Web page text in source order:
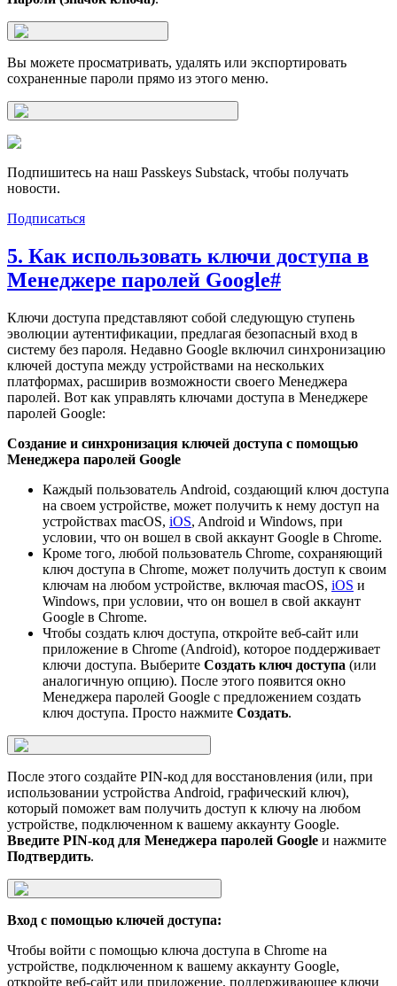
Вы можете просматривать, удалять или экспортировать
сохраненные пароли прямо из этого меню.
Подпишитесь на наш Passkeys Substack, чтобы получать
новости.
Подписаться
5. Как использовать ключи доступа в
Менеджере паролей Google#
Ключи доступа представляют собой следующую ступень
эволюции аутентификации, предлагая безопасный вход в
систему без пароля. Недавно Google включил синхронизацию
ключей доступа между устройствами на нескольких
платформах, расширив возможности своего Менеджера
паролей. Вот как управлять ключами доступа в Менеджере
паролей Google:
Создание и синхронизация ключей доступа с помощью
Менеджера паролей Google
Каждый пользователь Android, создающий ключ доступа
на своем устройстве, может получить к нему доступ на
устройствах macOS, iOS, Android и Windows, при
условии, что он вошел в свой аккаунт Google в Chrome.
Кроме того, любой пользователь Chrome, сохраняющий
ключ доступа в Chrome, может получить доступ к своим
ключам на любом устройстве, включая macOS, iOS и
Windows, при условии, что он вошел в свой аккаунт
Google в Chrome.
Чтобы создать ключ доступа, откройте веб-сайт или
приложение в Chrome (Android), которое поддерживает
ключи доступа. Выберите Создать ключ доступа (или
аналогичную опцию). После этого появится окно
Менеджера паролей Google с предложением создать
ключ доступа. Просто нажмите Создать.
После этого создайте PIN-код для восстановления (или, при
использовании устройства Android, графический ключ),
который поможет вам получить доступ к ключу на любом
устройстве, подключенном к вашему аккаунту Google.
Введите PIN-код для Менеджера паролей Google и нажмите
Подтвердить.
Вход с помощью ключей доступа:
Чтобы войти с помощью ключа доступа в Chrome на
устройстве, подключенном к вашему аккаунту Google,
откройте веб-сайт или приложение, поддерживающее ключи